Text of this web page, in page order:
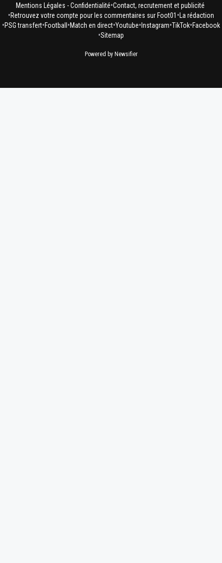
Mentions Légales - Confidentialité•Contact, recrutement et publicité
•Retrouvez votre compte pour les commentaires sur Foot01 • La rédaction
•PSG transfert•Football •Match en direct•Youtube• Instagram•TikTok•Facebook
•Sitemap
Powered by Newsifier